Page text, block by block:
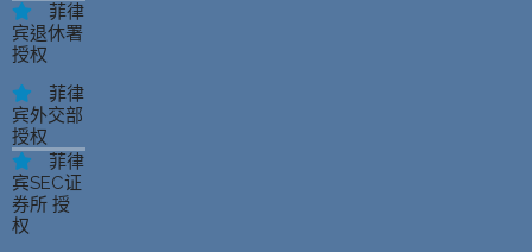
菲律
宾退休署
授权
菲律
宾外交部
授权
菲律
宾SEC证
券所 授
权